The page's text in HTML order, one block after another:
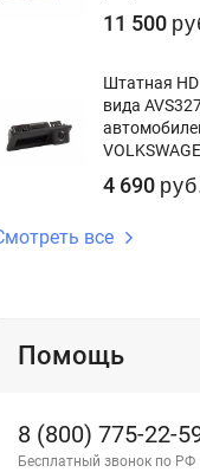
11 500
Штатная
вида
4 690 руб.
все
Помощь
8 (800) 775-22-
Бесплатный звонок по РФ